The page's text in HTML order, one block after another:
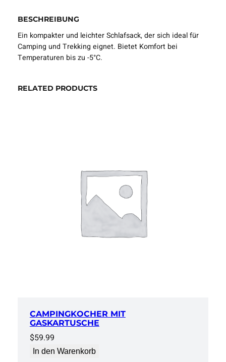
S
c
h
l
s
BESCHREIBUNG
Ein kompakter und leichter Schlafsack, der sich ideal für
Camping und Trekking eignet. Bietet Komfort bei
Temperaturen bis zu -5°C.
RELATED PRODUCTS
CAMPINGKOCHER MIT
GASKARTUSCHE
$59.99
In den Warenkorb